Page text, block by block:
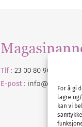
For å gi
lagre
kan vi
Tlf : 23 00 80 90
E-post : info@